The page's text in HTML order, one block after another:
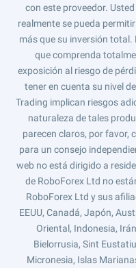
con este proveedor.
realmente se pueda
más que su inversión total.
que comprenda
exposición al riesgo de
tener en cuenta su nivel
Trading implican riesgos
naturaleza de tales
parecen claros, por favor,
para un consejo
web no está dirigido a
de RoboForex Ltd no
RoboForex Ltd y sus
EEUU, Canadá, Japón,
Oriental, Indonesia,
Bielorrusia, Sint
Micronesia, Islas